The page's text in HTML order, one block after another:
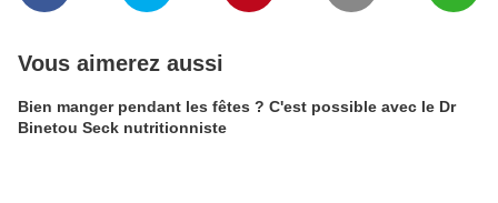
Vous aimerez aussi
Bien manger pendant les fêtes ? C'est possible avec le Dr
Binetou Seck nutritionniste